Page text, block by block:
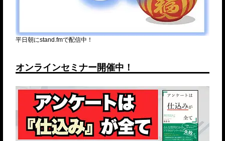
平日朝にstand.fmで配信中！
オンラインセミナー開催中！